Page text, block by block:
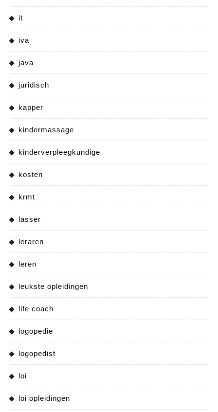
it
iva
java
juridisch
kapper
kindermassage
kinderverpleegkundige
kosten
krmt
lasser
leraren
leren
leukste opleidingen
life coach
logopedie
logopedist
loi
loi opleidingen